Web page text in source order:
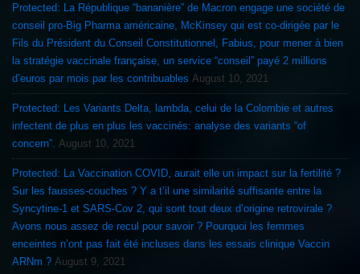
Protected: La République “bananière” de Macron engage une société de
conseil pro-Big Pharma américaine, McKinsey qui est co-dirigée par le
Fils du Président du Conseil Constitutionnel, Fabius, pour mener à bien
la stratégie vaccinale française, un service “conseil” payé 2 millions
d’euros par mois par les contribuables August 10, 2021
Protected: Les Variants Delta, lambda, celui de la Colombie et autres
infectent de plus en plus les vaccinés: analyse des variants “of
concern”. August 10, 2021
Protected: La Vaccination COVID, aurait elle un impact sur la fertilité ?
Sur les fausses-couches ? Y a t’il une similarité suffisante entre la
Syncytine-1 et SARS-Cov 2, qui sont tout deux d’origine retrovirale ?
Avons nous assez de recul pour savoir ? Pourquoi les femmes
enceintes n’ont pas fait été incluses dans les essais clinique Vaccin
ARNm ? August 9, 2021